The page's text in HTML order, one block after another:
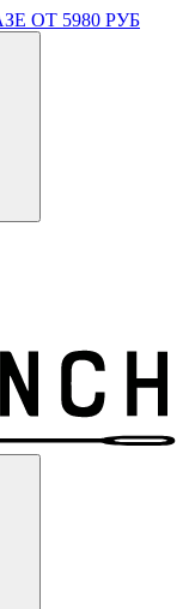
ОТ 5980 РУБ